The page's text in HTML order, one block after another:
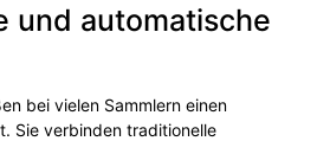
und automatische
bei vielen Sammlern einen
Sie verbinden traditionelle